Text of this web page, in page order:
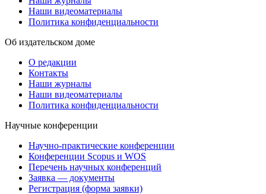
Наши видеоматериалы
Политика конфиденциальности
Об издательском доме
О редакции
Контакты
Наши журналы
Наши видеоматериалы
Политика конфиденциальности
Научные конференции
Научно-практические конференции
Конференции Scopus и WOS
Перечень научных конференций
Заявка — документы
Регистрация (форма заявки)